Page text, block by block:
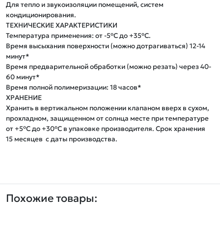
Для тепло и звукоизоляции помещений, систем
кондиционирования.
ТЕХНИЧЕСКИЕ ХАРАКТЕРИСТИКИ
Температура применения: от -5°С до +35°С.
Время высыхания поверхности (можно дотрагиваться) 12-14
минут*
Время предварительной обработки (можно резать) через 40-
60 минут*
Время полной полимеризации: 18 часов*
ХРАНЕНИЕ
Хранить в вертикальном положении клапаном вверх в сухом,
прохладном, защищенном от солнца месте при температуре
от +5°С до +30°С в упаковке производителя. Срок хранения
15 месяцев  с даты производства.
Похожие товары: